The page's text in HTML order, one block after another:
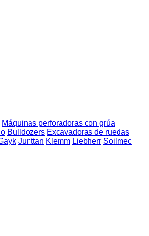
Máquinas perforadoras con grúa
Bulldozers Excavadoras de ruedas
Junttan Klemm Liebherr Soilmec